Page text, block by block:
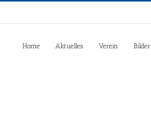
Home Aktuelles Verein Bilder